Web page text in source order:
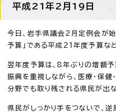
平成21年2月19日
今日、岩手県議会2月定例会が始
予算」である平成21年度予算な
翌年度予算は、8年ぶりの増額予
振興を重視しながら、医療・保健
分野でも取り残される県民が出
県民がしっかり手をつないで、